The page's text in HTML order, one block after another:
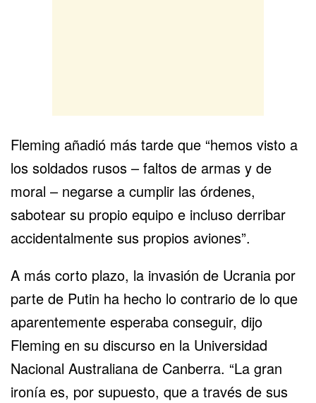
Fleming añadió más tarde que “hemos visto a
los soldados rusos – faltos de armas y de
moral – negarse a cumplir las órdenes,
sabotear su propio equipo e incluso derribar
accidentalmente sus propios aviones”.
A más corto plazo, la invasión de Ucrania por
parte de Putin ha hecho lo contrario de lo que
aparentemente esperaba conseguir, dijo
Fleming en su discurso en la Universidad
Nacional Australiana de Canberra. “La gran
ironía es, por supuesto, que a través de sus